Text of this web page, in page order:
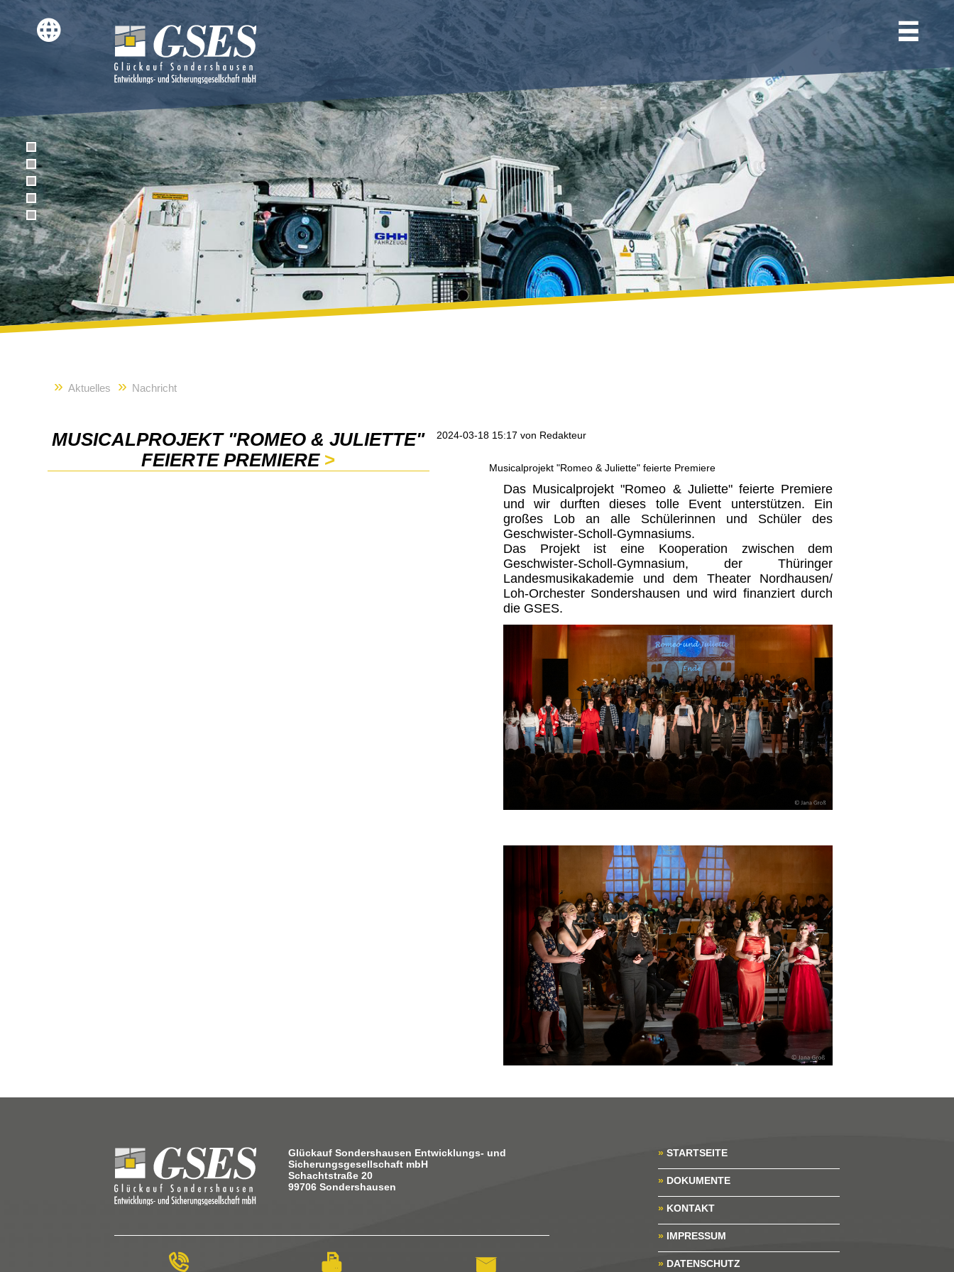
Aktuelles Nachricht
MUSICALPROJEKT "ROMEO & JULIETTE"
FEIERTE PREMIERE
2024-03-18 15:17 von Redakteur
Musicalprojekt "Romeo & Juliette" feierte Premiere
Das Musicalprojekt "Romeo & Juliette" feierte Premiere
und wir durften dieses tolle Event unterstützen. Ein
großes Lob an alle Schülerinnen und Schüler des
Geschwister-Scholl-Gymnasiums.
Das Projekt ist eine Kooperation zwischen dem
Geschwister-Scholl-Gymnasium, der Thüringer
Landesmusikakademie und dem Theater Nordhausen/
Loh-Orchester Sondershausen und wird finanziert durch
die GSES.
Glückauf Sondershausen Entwicklungs- und
Sicherungsgesellschaft mbH
Schachtstraße 20
99706 Sondershausen
g h i
» STARTSEITE
» DOKUMENTE
» KONTAKT
» IMPRESSUM
» DATENSCHUTZ